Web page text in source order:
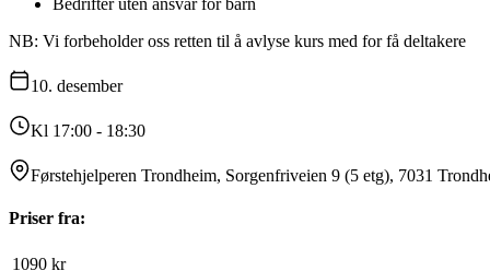
NB: Vi forbeholder oss retten til å avlyse kurs med for få deltakere
10. desember
Kl 17:00 - 18:30
Førstehjelperen Trondheim, Sorgenfriveien 9 (5 etg), 7031
Priser fra:
1090 kr